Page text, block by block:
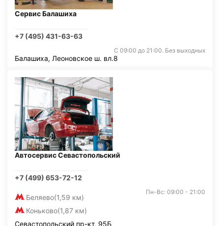
Сервис Балашиха
+7 (495) 431-63-63
С 09:00 до 21:00. Без выходных
Балашиха, Леоновское ш. вл.8
Автосервис Севастопольский
+7 (499) 653-72-12
Беляево(1,59 км)
Коньково(1,87 км)
Пн-Вс: 09:00 - 21:00
Севастопольский пр-кт, 95Б